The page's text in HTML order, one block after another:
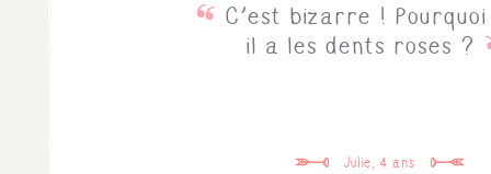
C'est bizarre !
il a les dents roses ?
Julie, 4 ans